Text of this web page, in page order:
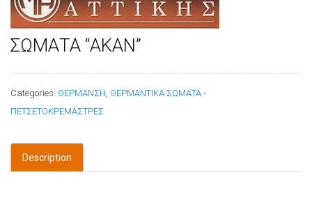
ΣΩΜΑΤΑ “ΑΚΑΝ”
Categories: ΘΕΡΜΑΝΣΗ ΘΕΡΜΑΝΤΙΚΑ ΣΩΜΑΤΑ -
ΠΕΤΣΕΤΟΚΡΕΜΑΣΤΡΕΣ
Description